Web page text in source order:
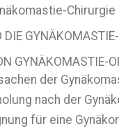
Chirurgie
DIE
GYNÄKOMASTIE-
der
nach der
für eine